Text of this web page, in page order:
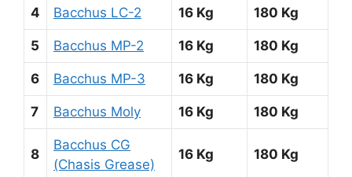
4 Bacchus LC-2 16 Kg 180 Kg
5 Bacchus MP-2 16 Kg 180 Kg
6 Bacchus MP-3 16 Kg 180 Kg
7 Bacchus Moly 16 Kg 180 Kg
8
Bacchus CG
(Chasis Grease)
16 Kg 180 Kg